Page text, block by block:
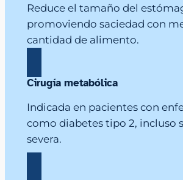
Reduce el tamaño del
promoviendo saciedad con
cantidad de alimento.
Cirugía metabólica
Indicada en pacientes con
como diabetes tipo 2, incluso
severa.